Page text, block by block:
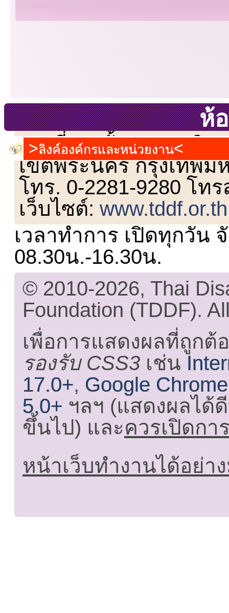
ห้
ลิงค์องค์กรและหน่วยงาน
เลขที่ 23 ชั้น 2 ถนนวิ
เขตพระนคร กรุงเทพม
โทร. 0-2281-9280 โท
เว็บไซต์:www.tddf.or.th
เวลาทำการ เปิดทุกวัน
08.30น.-16.30น.
© 2010-2026, Thai
Foundation (TDDF).
เพื่อการแสดงผลที่ถูกต้
รองรับ CSS3 เช่น
17.0+, Google
5.0+ ฯลฯ (แสดงผลได้
ขึ้นไป) และควรเปิดกา
หน้าเว็บทำงานได้อย่า